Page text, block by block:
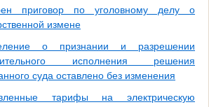
приговор по уголовному делу о
измене
о признании и разрешении
исполнения решения
суда оставлено без изменения
тарифы на электрическую